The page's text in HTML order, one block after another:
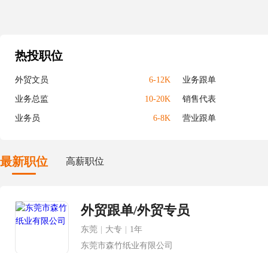
热投职位
外贸文员 6-12K 业务跟单
业务总监 10-20K 销售代表
业务员 6-8K 营业跟单
最新职位 高薪职位
外贸跟单/外贸专员
东莞 大专
1年
东莞市森竹纸业有限公司